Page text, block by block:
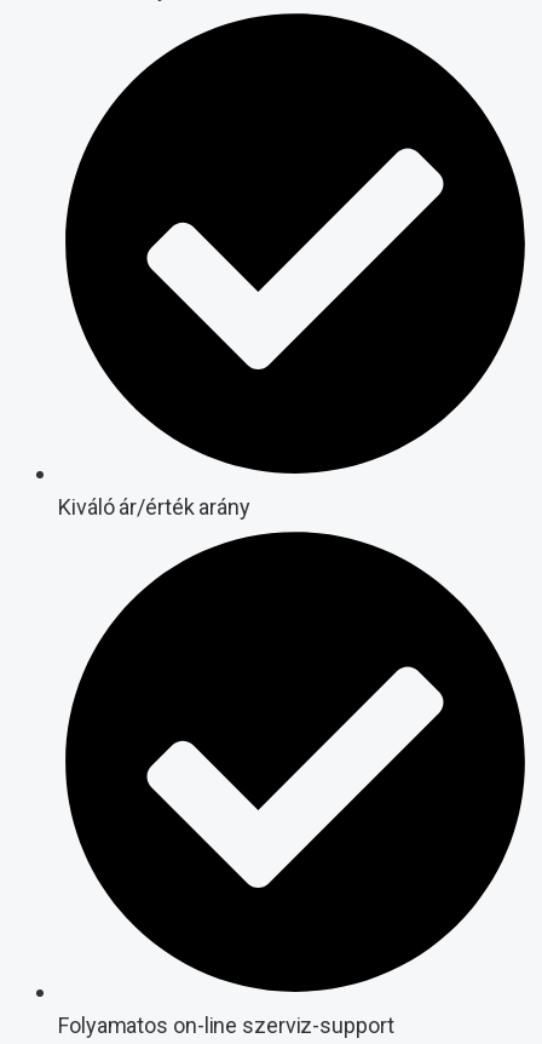
Kiváló ár/érték arány
Folyamatos on-line szerviz-support